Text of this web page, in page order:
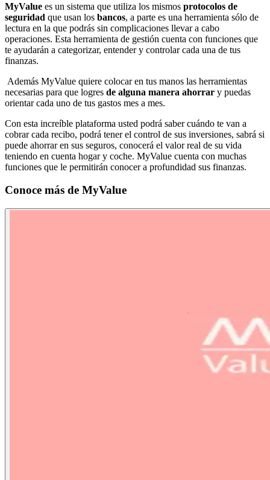
MyValue es un sistema que utiliza los mismos protocolos de
seguridad que usan los bancos, a parte es una herramienta sólo de
lectura en la que podrás sin complicaciones llevar a cabo
operaciones. Esta herramienta de gestión cuenta con funciones que
te ayudarán a categorizar, entender y controlar cada una de tus
finanzas.
Además MyValue quiere colocar en tus manos las herramientas
necesarias para que logres de alguna manera ahorrar y puedas
orientar cada uno de tus gastos mes a mes.
Con esta increíble plataforma usted podrá saber cuándo te van a
cobrar cada recibo, podrá tener el control de sus inversiones, sabrá si
puede ahorrar en sus seguros, conocerá el valor real de su vida
teniendo en cuenta hogar y coche. MyValue cuenta con muchas
funciones que le permitirán conocer a profundidad sus finanzas.
Conoce más de MyValue